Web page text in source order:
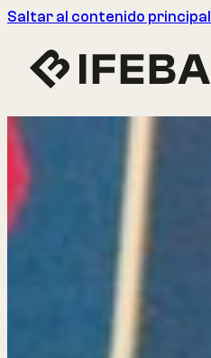
Saltar al contenido principal